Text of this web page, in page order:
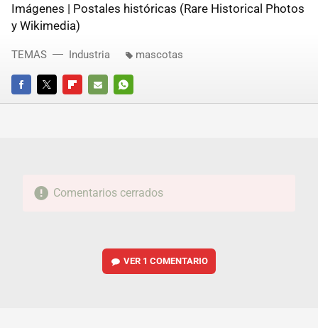
Imágenes | Postales históricas (Rare Historical Photos
y Wikimedia)
FACEBOOKTWITTERFLIPBOARD
E-
WHATSAPP
TEMAS Industria mascotas
Comentarios cerrados
VER 1 COMENTARIO